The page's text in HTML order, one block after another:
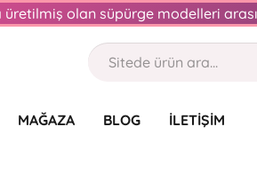
olan süpürge modelleri
MAĞAZA BLOG İLETIŞIM